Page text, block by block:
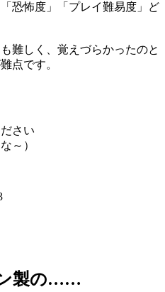
恐怖度」「プレイ難易度」ど
難しく、覚えづらかったのと
点です。
さい
～）
製の……